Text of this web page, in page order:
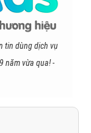
tin dùng dịch vụ
năm vừa qua! -